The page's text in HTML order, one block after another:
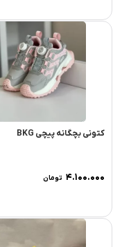
کتونی بچگانه پیچی BKG
۴.۱۰۰.۰۰۰ تومان